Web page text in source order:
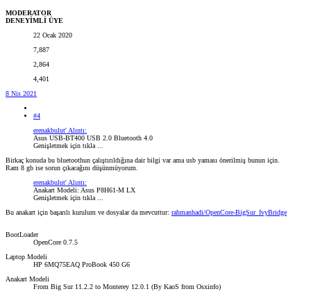
MODERATOR
DENEYİMLİ ÜYE
22 Ocak 2020
7,887
2,864
4,401
8 Nis 2021
#4
erenakbulut' Alıntı:
Asus USB-BT400 USB 2.0 Bluetooth 4.0
Genişletmek için tıkla ...
Birkaç konuda bu bluetoothun çalıştırıldığına dair bilgi var ama usb yaması önerilmiş bunun için.
Ram 8 gb ise sorun çıkacağını düşünmüyorum.
erenakbulut' Alıntı:
Anakart Modeli: Asus P8H61-M LX
Genişletmek için tıkla ...
Bu anakart için başarılı kurulum ve dosyalar da mevcuttur: rahmanhadi/OpenCore-BigSur_IvyBridge
BootLoader
OpenCore 0.7.5
Laptop Modeli
HP 6MQ75EAQ ProBook 450 G6
Anakart Modeli
From Big Sur 11.2.2 to Monterey 12.0.1 (By KaoS from Osxinfo)